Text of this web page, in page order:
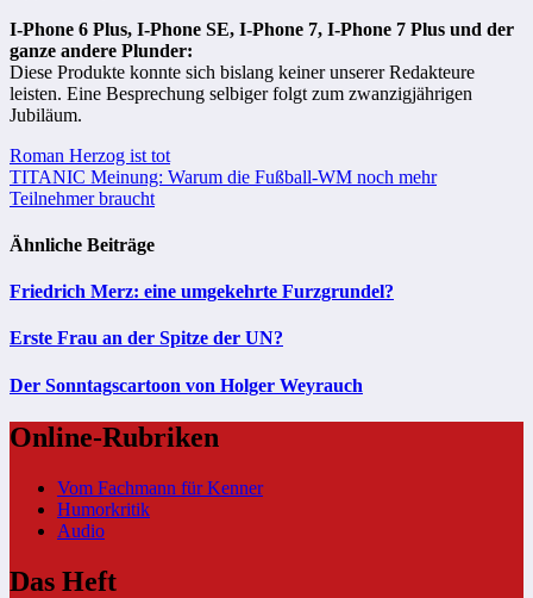
I-Phone 6 Plus, I-Phone SE, I-Phone 7, I-Phone 7 Plus und der
ganze andere Plunder:
Diese Produkte konnte sich bislang keiner unserer Redakteure
leisten. Eine Besprechung selbiger folgt zum zwanzigjährigen
Jubiläum.
Beitragsnavigation
Roman Herzog ist tot
TITANIC Meinung: Warum die Fußball-WM noch mehr
Teilnehmer braucht
Ähnliche Beiträge
Friedrich Merz: eine umgekehrte Furzgrundel?
Erste Frau an der Spitze der UN?
Der Sonntagscartoon von Holger Weyrauch
Online-Rubriken
Vom Fachmann für Kenner
Humorkritik
Audio
Das Heft